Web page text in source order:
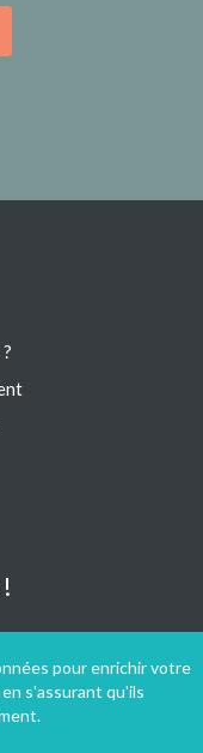
pour enrichir votre
s'assurant qu'ils